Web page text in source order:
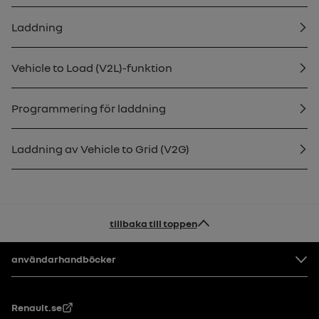
Laddning
Vehicle to Load (V2L)-funktion
Programmering för laddning
Laddning av Vehicle to Grid (V2G)
tillbaka till toppen
Footer
användarhandböcker
Renault.se